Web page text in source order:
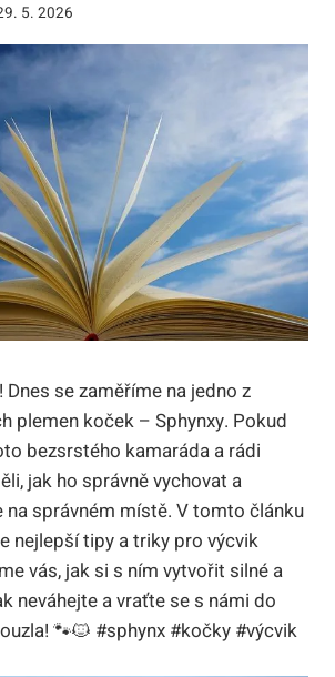
5. 2026
se zaměříme na jedno z
plemen koček – Sphynxy. Pokud
bezsrstého kamaráda a rádi
jak ho správně vychovat a
správném místě. V tomto článku
nejlepší tipy a triky pro výcvik
vás, jak si s ním vytvořit silné a
neváhejte a vraťte se s námi do
🐾🐱 #sphynx #kočky #výcvik